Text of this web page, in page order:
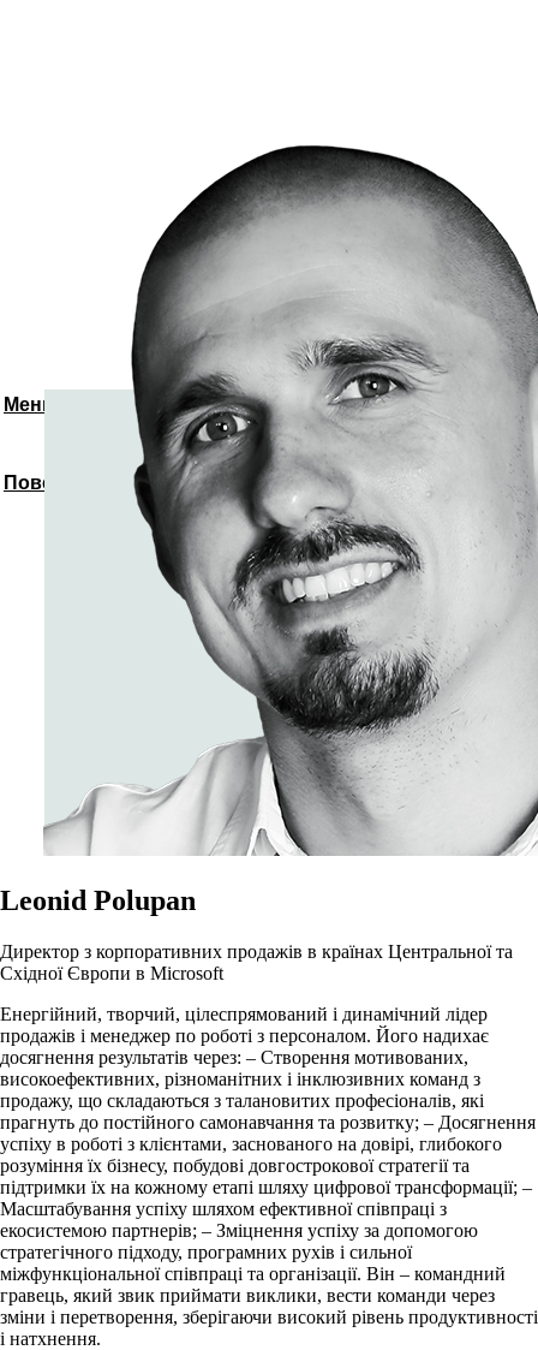
Меню
Повернутись до спікерів
Leonid Polupan
Директор з корпоративних продажів в країнах Центральної та
Східної Європи в Microsoft
Енергійний, творчий, цілеспрямований і динамічний лідер
продажів і менеджер по роботі з персоналом. Його надихає
досягнення результатів через: – Створення мотивованих,
високоефективних, різноманітних і інклюзивних команд з
продажу, що складаються з талановитих професіоналів, які
прагнуть до постійного самонавчання та розвитку; – Досягнення
успіху в роботі з клієнтами, заснованого на довірі, глибокого
розуміння їх бізнесу, побудові довгострокової стратегії та
підтримки їх на кожному етапі шляху цифрової трансформації; –
Масштабування успіху шляхом ефективної співпраці з
екосистемою партнерів; – Зміцнення успіху за допомогою
стратегічного підходу, програмних рухів і сильної
міжфункціональної співпраці та організації. Він – командний
гравець, який звик приймати виклики, вести команди через
зміни і перетворення, зберігаючи високий рівень продуктивності
і натхнення.